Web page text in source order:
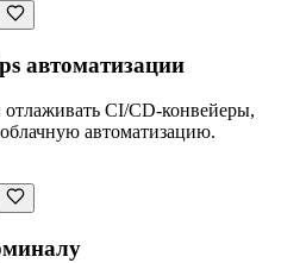
автоматизации
CI/CD-конвейеры,
автоматизацию.